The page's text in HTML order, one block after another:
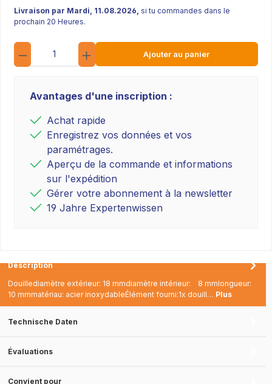
Livraison par Mardi, 11.08.2026, si tu commandes dans le
prochain 20 Heures.
Quantité
Ajouter au panier
Avantages d'une inscription :
Achat rapide
Enregistrez vos données et vos
paramétrages.
Aperçu de la commande et informations
sur l'expédition
Gérer votre abonnement à la newsletter
19 Jahre Expertenwissen
Description
Douillediamètre extérieur: 18 mmdiamètre intérieur: 8 mmlongueur:
10 mmmatériau: acier inoxydableÉlément fourni:1x douill… Plus
Technische Daten
Évaluations
Convient pour